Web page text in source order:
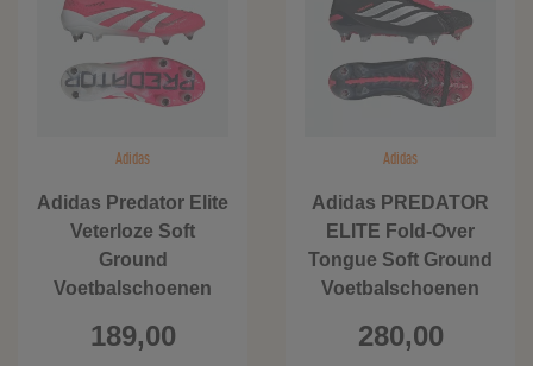
Adidas
Adidas Predator Elite
Veterloze Soft
Ground
Voetbalschoenen
189,00
Adidas
Adidas PREDATOR
ELITE Fold-Over
Tongue Soft Ground
Voetbalschoenen
280,00